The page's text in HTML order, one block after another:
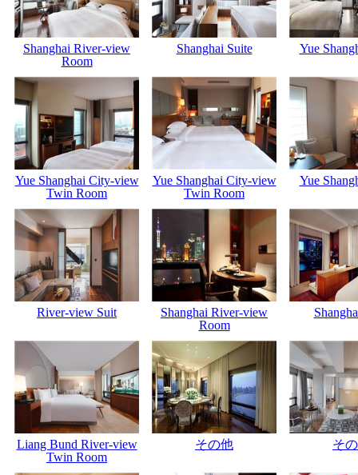
Shanghai River-view
Room
Shanghai Suite Yue
Yue Shanghai City-view
Twin Room
Yue Shanghai City-view
Twin Room
Yue
River-view Suit
Shanghai River-view
Room
Liang Bund River-view
Twin Room
その他 そ